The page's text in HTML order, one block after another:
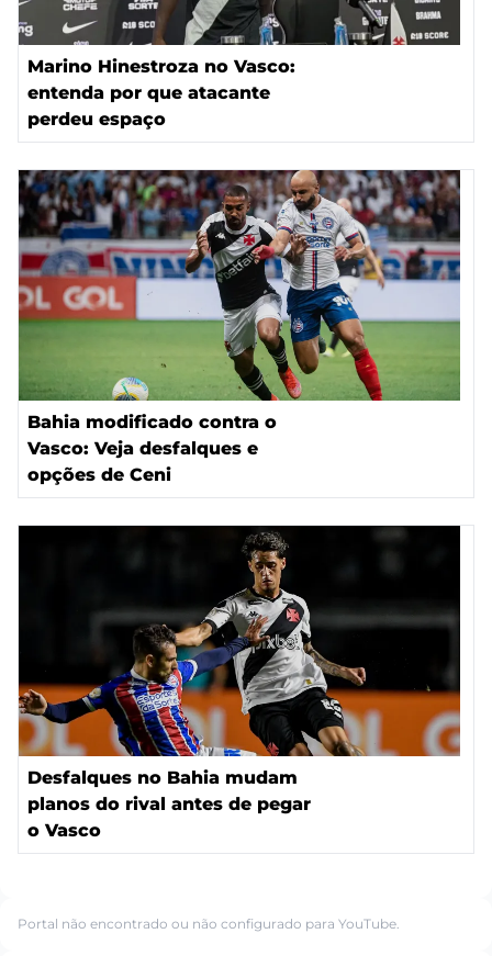
Marino Hinestroza no Vasco:
entenda por que atacante
perdeu espaço
Bahia modificado contra o
Vasco: Veja desfalques e
opções de Ceni
Desfalques no Bahia mudam
planos do rival antes de pegar
o Vasco
Portal não encontrado ou não configurado para YouTube.